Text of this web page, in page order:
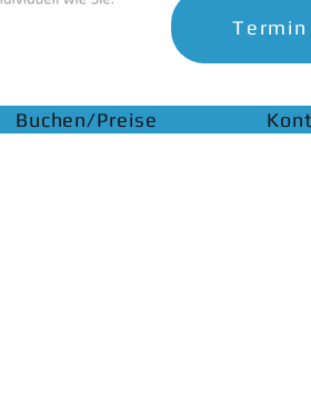
Termin
Buchen/Preise